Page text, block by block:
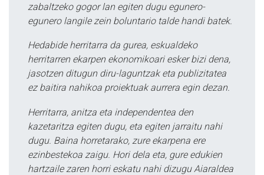
zabaltzeko gogor lan egiten dugu egunero-
egunero langile zein boluntario talde handi batek.
Hedabide herritarra da gurea, eskualdeko
herritarren ekarpen ekonomikoari esker bizi dena,
jasotzen ditugun diru-laguntzak eta publizitatea
ez baitira nahikoa proiektuak aurrera egin dezan.
Herritarra, anitza eta independentea den
kazetaritza egiten dugu, eta egiten jarraitu nahi
dugu. Baina horretarako, zure ekarpena ere
ezinbestekoa zaigu. Hori dela eta, gure edukien
hartzaile zaren horri eskatu nahi dizugu Aiaraldea